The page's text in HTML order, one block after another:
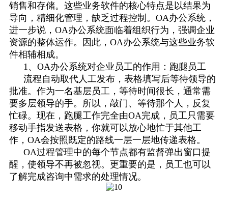
销售和存储。这些业务软件的核心特点是以结果为
导向，精细化管理，缺乏过程控制。OA办公系统，
进一步说，OA办公系统面临着组织行为，强调企业
资源的整体运作。因此，OA办公系统与这些业务软
件相辅相成。
1、 OA办公系统对企业员工的作用：跑腿员工
流程自动取代人工发布，表格填写后等待领导的
批准。作为一名基层员工，等待时间很长，通常需
要多层领导的手。所以，敲门 、 等待那个人，反复
忙碌。现在， 跑腿工作完全由OA完成，员工只需要
移动手指发送表格，你就可以放心地忙于其他工
作，OA会按照既定的路线一层一层地传递表格。
OA过程管理中的每个节点都有监督弹出窗口提
醒，使领导不再被忽视。更重要的是，员工也可以
了解完成咨询中需求的处理情况。